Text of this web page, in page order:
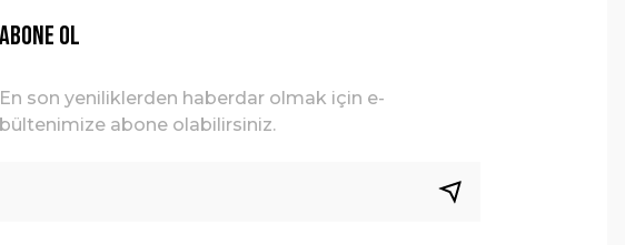
ABONE OL
En son yeniliklerden haberdar olmak için e-
bültenimize abone olabilirsiniz.